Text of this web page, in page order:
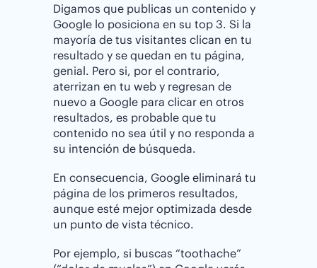
Digamos que publicas un contenido y
Google lo posiciona en su top 3. Si la
mayoría de tus visitantes clican en tu
resultado y se quedan en tu página,
genial. Pero si, por el contrario,
aterrizan en tu web y regresan de
nuevo a Google para clicar en otros
resultados, es probable que tu
contenido no sea útil y no responda a
su intención de búsqueda.
En consecuencia, Google eliminará tu
página de los primeros resultados,
aunque esté mejor optimizada desde
un punto de vista técnico.
Por ejemplo, si buscas “toothache”